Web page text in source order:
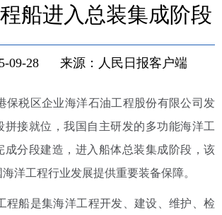
船进入总装集成阶段
09-28 来源：人民日报客户端
保税区企业海洋石油工程股份有限公司发
拼接就位，我国自主研发的多功能海洋工
成分段建造，进入船体总装集成阶段，该
洋工程行业发展提供重要装备保障。
程船是集海洋工程开发、建设、维护、检